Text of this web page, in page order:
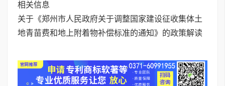
相关信息
关于《郑州市人民政府关于调整国家建设征收集体土
地青苗费和地上附着物补偿标准的通知》的政策解读